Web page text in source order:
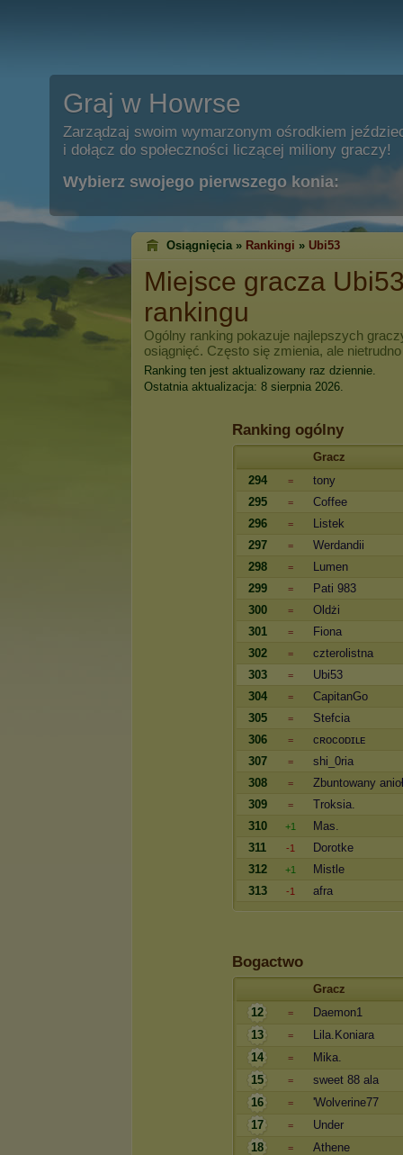
Graj w Howrse
Zarządzaj swoim wymarzonym ośrodkiem
i dołącz do społeczności liczącej miliony graczy!
Wybierz swojego pierwszego konia:
Osiągnięcia » Rankingi » Ubi53
Miejsce gracza
rankingu
Ogólny ranking pokazuje najlepszych
osiągnięć. Często się zmienia, ale
Ranking ten jest aktualizowany raz dziennie.
Ostatnia aktualizacja: 8 sierpnia 2026.
Ranking ogólny
Gracz
294
=
tony
295
=
Coffee
296
=
Listek
297
=
Werdandii
298
=
Lumen
299
=
Pati 983
300
=
Oldżi
301
=
Fiona
302
=
czterolistna
303
=
Ubi53
304
=
CapitanGo
305
=
Stefcia
306
=
ᴄʀoᴄoᴅɪʟᴇ
307
=
shi_0ria
308
=
Zbuntowany anioł
309
=
Troksia.
310
+1
Mas.
311
-1
Dorotke
312
+1
Mistle
313
-1 afra
Bogactwo
Gracz
12
=
Daemon1
13
=
Lila.Koniara
14
=
Mika.
15
=
sweet 88 ala
16
=
'Wolverine77
17
=
Under
18
=
Athene